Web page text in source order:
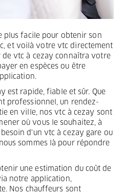
plus facile pour obtenir son
et voilà votre vtc directement
vtc à cezay connaîtra votre
en espèces ou être
est rapide, fiable et sûr. Que
professionnel, un rendez-
en ville, nos vtc à cezay sont
où vous le souhaitez, à
d'un vtc à cezay gare ou
sommes là pour répondre
une estimation du coût de
notre application,
Nos chauffeurs sont